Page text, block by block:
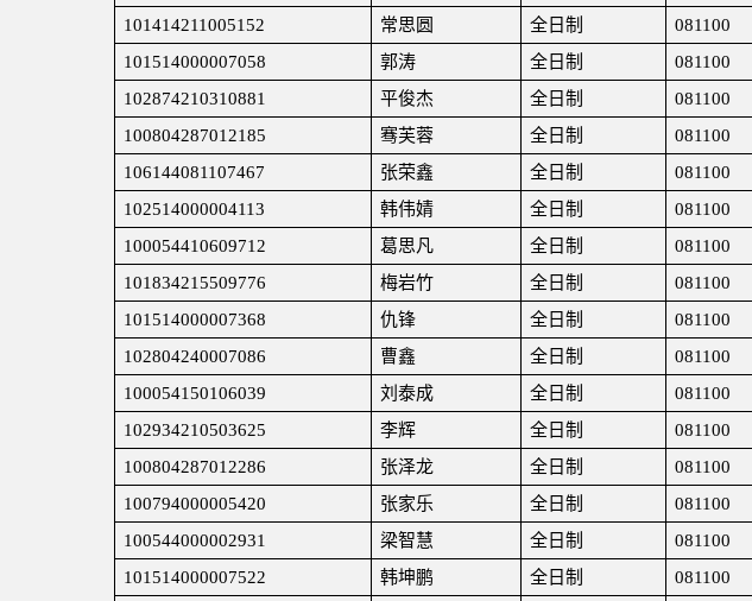
101414211005152
常思圆 全日制 081100
101514000007058
郭涛 全日制 081100
102874210310881
平俊杰 全日制 081100
100804287012185
骞芙蓉 全日制 081100
106144081107467
张荣鑫 全日制 081100
102514000004113
韩伟婧 全日制 081100
100054410609712
葛思凡 全日制 081100
101834215509776
梅岩竹 全日制 081100
101514000007368
仇锋 全日制 081100
102804240007086
曹鑫 全日制 081100
100054150106039
刘泰成 全日制 081100
102934210503625
李辉 全日制 081100
100804287012286
张泽龙 全日制 081100
100794000005420
张家乐 全日制 081100
100544000002931
梁智慧 全日制 081100
101514000007522
韩坤鹏 全日制 081100